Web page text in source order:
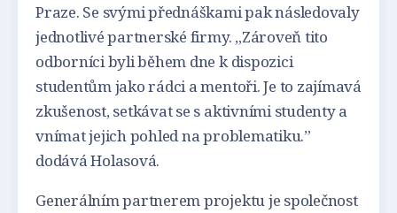
Praze. Se svými přednáškami pak následovaly
jednotlivé partnerské firmy. „Zároveň tito
odborníci byli během dne k dispozici
studentům jako rádci a mentoři. Je to zajímavá
zkušenost, setkávat se s aktivními studenty a
vnímat jejich pohled na problematiku.”
dodává Holasová.
Generálním partnerem projektu je společnost